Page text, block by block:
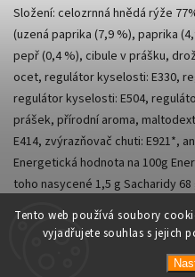
Tento web používá soubory
vyjadřujete souhlas s jejich
Složení: celozrnná hnědá rýže
(uzená paprika (7,9 %), paprika
pepř (0,4 %), cibule v prášku,
ocet, regulátor kyselosti: E330,
regulátor kyselosti: E504,
prášek, přírodní aroma,
E414, zvýrazňovač chuti: E921*,
Energetická hodnota na 100g
toho nasycené 1,5 g Sacharidy